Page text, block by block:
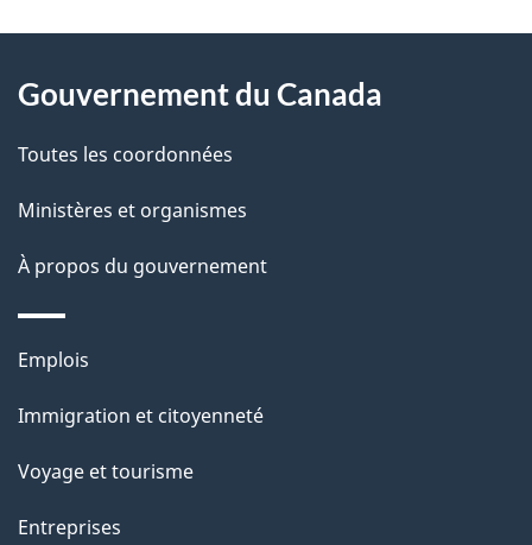
v
i
g
a
t
i
o
n
l
s
l
a
p
a
g
e
o
t
e
r
é
t
r
a
c
i
o
propos
de
ce
site
Gouvernement du Canada
Toutes les coordonnées
Ministères et organismes
À propos du gouvernement
Thèmes
sujets
Emplois
Immigration et citoyenneté
Voyage et tourisme
Entreprises